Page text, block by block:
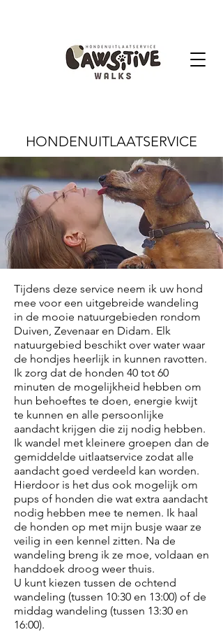
HONDENUITLAATSERVICE
Tijdens deze service neem ik uw hond
mee voor een uitgebreide wandeling
in de mooie natuurgebieden rondom
Duiven, Zevenaar en Didam. Elk
natuurgebied beschikt over water waar
de hondjes heerlijk in kunnen ravotten.
Ik zorg dat de honden 40 tot 60
minuten de mogelijkheid hebben om
hun behoeftes te doen, energie kwijt
te kunnen en alle persoonlijke
aandacht krijgen die zij nodig hebben.
Ik wandel met kleinere groepen dan de
gemiddelde uitlaatservice zodat alle
aandacht goed verdeeld kan worden.
Hierdoor is het dus ook mogelijk om
pups of honden die wat extra aandacht
nodig hebben mee te nemen. Ik haal
de honden op met mijn busje waar ze
veilig in een kennel zitten. Na de
wandeling breng ik ze moe, voldaan en
handdoek droog weer thuis.
U kunt kiezen tussen de ochtend
wandeling (tussen 10:30 en 13:00) of de
middag wandeling (tussen 13:30 en
16:00).